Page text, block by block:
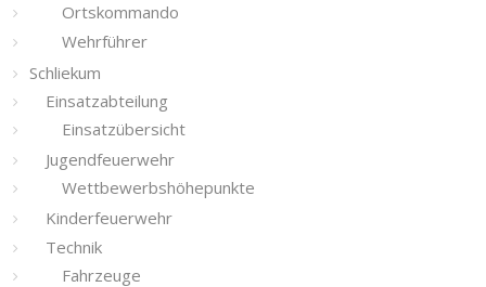
Ortskommando
Wehrführer
Schliekum
Einsatzabteilung
Einsatzübersicht
Jugendfeuerwehr
Wettbewerbshöhepunkte
Kinderfeuerwehr
Technik
Fahrzeuge